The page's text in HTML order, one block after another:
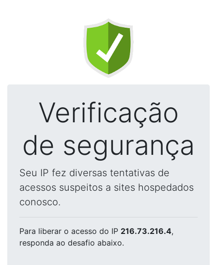
Verificação
de segurança
Seu IP fez diversas tentativas de
acessos suspeitos a sites hospedados
conosco.
Para liberar o acesso do IP 216.73.216.4,
responda ao desafio abaixo.